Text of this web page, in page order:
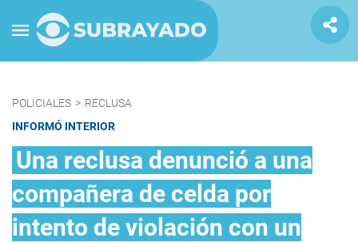
POLICIALES > RECLUSA
INFORMÓ INTERIOR
Una reclusa denunció a una
compañera de celda por
intento de violación con un